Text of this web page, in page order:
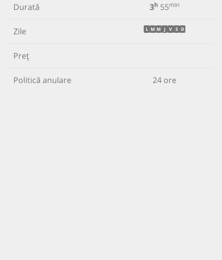
Durată 3h 55min
Zile L M M J V S D
Preț
Politică anulare 24 ore